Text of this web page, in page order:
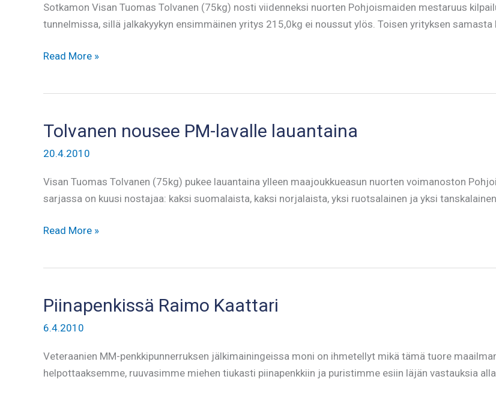
Sotkamon Visan Tuomas Tolvanen (75kg) nosti viidenneksi nuorten Pohjoismaiden mestaruus
tunnelmissa, sillä jalkakyykyn ensimmäinen yritys 215,0kg ei noussut ylös. Toisen yrityksen samasta
Tolvanen
kisoissa
Read More »
Tolvanen nousee PM-lavalle lauantaina
20.4.2010
Visan Tuomas Tolvanen (75kg) pukee lauantaina ylleen maajoukkueasun nuorten voimanoston
sarjassa on kuusi nostajaa: kaksi suomalaista, kaksi norjalaista, yksi ruotsalainen ja yksi
Tolvanen
lauantaina
Read More »
Piinapenkissä Raimo Kaattari
6.4.2010
Veteraanien MM-penkkipunnerruksen jälkimainingeissa moni on ihmetellyt mikä tämä tuore
helpottaaksemme, ruuvasimme miehen tiukasti piinapenkkiin ja puristimme esiin läjän vastauksia